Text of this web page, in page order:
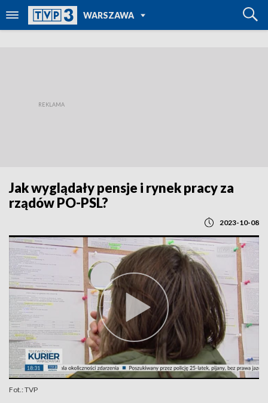
WARSZAWA
TVP REGIONY
Jak wyglądały pensje i rynek pracy za
rządów PO-PSL?
2023-10-08
Fot.: TVP